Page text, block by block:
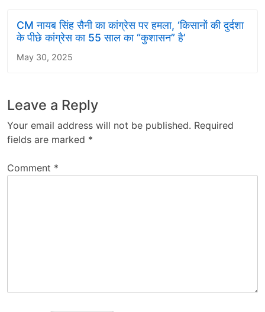
CM नायब सिंह सैनी का कांग्रेस पर हमला, ‘किसानों की दुर्दशा
के पीछे कांग्रेस का 55 साल का “कुशासन” है’
May 30, 2025
Leave a Reply
Your email address will not be published. Required
fields are marked *
Comment *